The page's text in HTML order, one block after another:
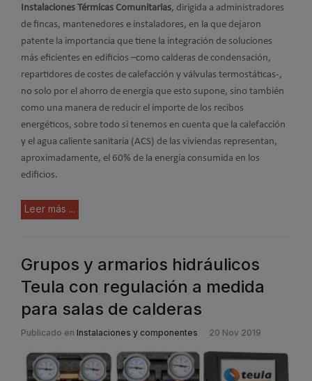
Instalaciones Térmicas Comunitarias, dirigida a administradores
de fincas, mantenedores e instaladores, en la que dejaron
patente la importancia que tiene la integración de soluciones
más eficientes en edificios –como calderas de condensación,
repartidores de costes de calefacción y válvulas termostáticas-,
no solo por el ahorro de energía que esto supone, sino también
como una manera de reducir el importe de los recibos
energéticos, sobre todo si tenemos en cuenta que la calefacción
y el agua caliente sanitaria (ACS) de las viviendas representan,
aproximadamente, el 60% de la energía consumida en los
edificios.
Leer más ...
Grupos y armarios hidráulicos
Teula con regulación a medida
para salas de calderas
Publicado en Instalaciones y componentes 20 Nov 2019